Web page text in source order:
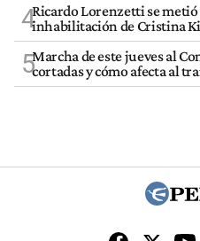
4Ricardo Lorenzetti se metió
inhabilitación de Cristina
5Marcha de este jueves al
cortadas y cómo afecta al